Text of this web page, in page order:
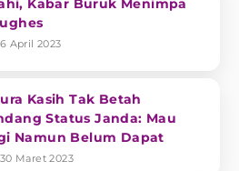
6 April 2023
Kasih Tak Betah
Status Janda: Mau
Namun Belum Dapat
30 Maret 2023